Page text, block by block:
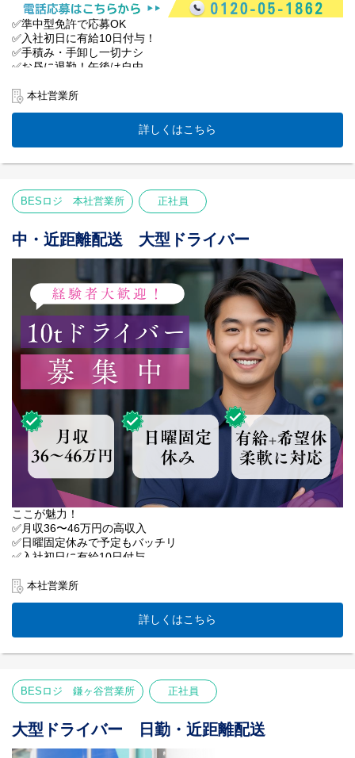
✅準中型免許で応募OK
✅入社初日に有給10日付与！
✅手積み・手卸し一切ナシ
✅お昼に退勤！午後は自由
【業務内容】
多摩ニュータウン市場から神奈川県内のスーパーへ。カゴ台車＆
ゲート車使用で、体の負担は最小限です！
エリア：市場〜神奈川県内
配送先：スーパーの店舗
●毎日同じ時間に終了
夕飯の準備や家族の送迎も余裕です。
●人間ドックは会社負担
40歳以上は無料で受診可能。健康第一！
●柔軟な働き方
体力に合わせた勤務日数の短縮も相談OK
＜担当者より＞
「子供が自立するまで」という方も、
「生涯現役でいたい」シニアの方も。
あなたのライフスタイルに合わせて
柔軟に調整します。
まずはお気軽にご応募ください♪
本社営業所
詳しくはこちら
BESロジ 本社営業所 正社員
中・近距離配送 大型ドライバー
ここが魅力！
✅月収36〜46万円の高収入
✅日曜固定休みで予定もバッチリ
✅入社初日に有給10日付与
✅40歳以上は人間ドック無料
段ボール入りの飲料を物流センターへ配送。
検品作業も付随します。
積み降ろし：基本リフト（一部手降ろしあり）
メリット：程よく体を動かせて健康的！
＜シニア層も安心の環境＞
年齢で諦めてほしくないから、
長く働ける仕組みを整えています。
本社営業所
詳しくはこちら
BESロジ 鎌ヶ谷営業所 正社員
大型ドライバー 日勤・近距離配送